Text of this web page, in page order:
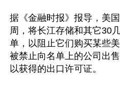
据《金融时报》报导，美
周，将长江存储和其它30
单，以阻止它们购买某些
被禁止向名单上的公司出
以获得的出口许可证。